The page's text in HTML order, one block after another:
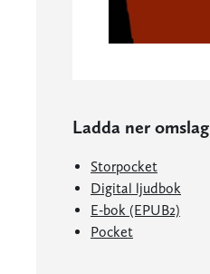
Ladda ner omslag
Storpocket
Digital ljudbok
E-bok (EPUB2)
Pocket